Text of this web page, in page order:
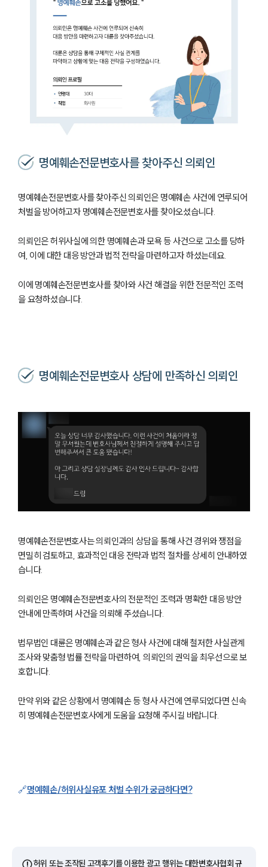
그룹소개
통합검색
명예훼손전문변호사를 찾아주신 의뢰인
명예훼손전문변호사를 찾아주신 의뢰인은 명예훼손 사건에 연루되어
처벌을 방어하고자 명예훼손전문변호사를 찾아오셨습니다.
의뢰인은 허위사실에 의한 명예훼손과 모욕 등 사건으로 고소를 당하
여, 이에 대한 대응 방안과 법적 전략을 마련하고자 하셨는데요.
이에 명예훼손전문변호사를 찾아와 사건 해결을 위한 전문적인 조력
을 요청하셨습니다.
명예훼손전문변호사 상담에 만족하신 의뢰인
명예훼손전문변호사는 의뢰인과의 상담을 통해 사건 경위와 쟁점을
면밀히 검토하고, 효과적인 대응 전략과 법적 절차를 상세히 안내하였
습니다.
의뢰인은 명예훼손전문변호사의 전문적인 조력과 명확한 대응 방안
안내에 만족하며 사건을 의뢰해 주셨습니다.
법무법인 대륜은 명예훼손과 같은 형사 사건에 대해 철저한 사실관계
조사와 맞춤형 법률 전략을 마련하여, 의뢰인의 권익을 최우선으로 보
호합니다.
만약 위와 같은 상황에서 명예훼손 등 형사 사건에 연루되었다면 신속
히 명예훼손전문변호사에게 도움을 요청해 주시길 바랍니다.
🔗명예훼손/허위사실유포 처벌 수위가 궁금하다면?
허위 또는 조작된 고객후기를 이용한 광고 행위는 대한변호사협회 규